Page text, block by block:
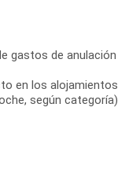
gastos de anulación
en los alojamientos
según categoría)